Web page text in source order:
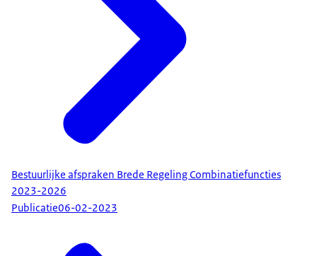
Bestuurlijke afspraken Brede Regeling Combinatiefuncties
2023-2026
Publicatie06-02-2023